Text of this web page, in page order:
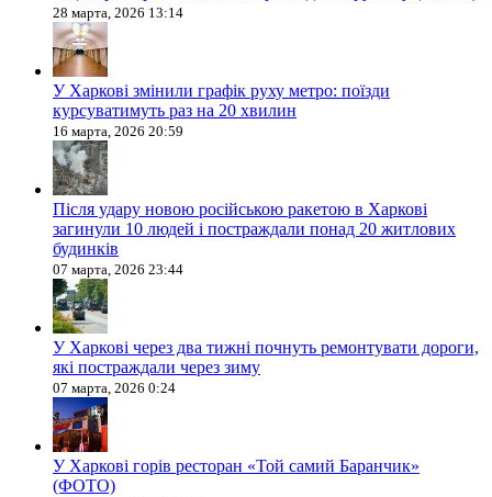
28 марта, 2026 13:14
У Харкові змінили графік руху метро: поїзди
курсуватимуть раз на 20 хвилин
16 марта, 2026 20:59
Після удару новою російською ракетою в Харкові
загинули 10 людей і постраждали понад 20 житлових
будинків
07 марта, 2026 23:44
У Харкові через два тижні почнуть ремонтувати дороги,
які постраждали через зиму
07 марта, 2026 0:24
У Харкові горів ресторан «Той самий Баранчик»
(ФОТО)